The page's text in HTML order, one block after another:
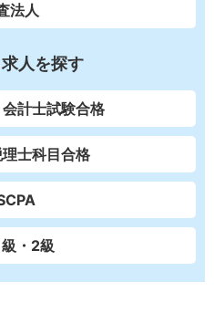
法人
人を探す
計士試験合格
士科目合格
・2級